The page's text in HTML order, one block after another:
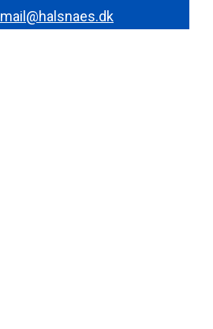
mail@halsnaes.dk